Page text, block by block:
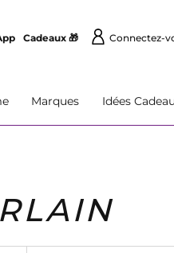
Cadeaux 🎁 Connectez-
Marques Idées